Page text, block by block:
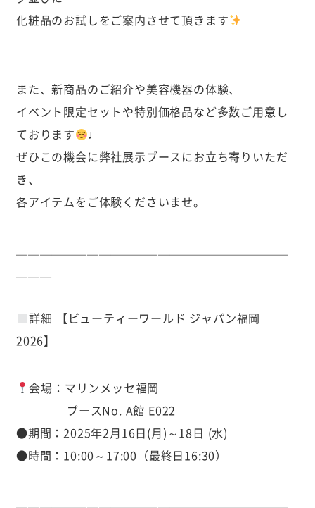
化粧品のお試しをご案内させて頂きます
また、新商品のご紹介や美容機器の体験、
イベント限定セットや特別価格品など多数ご用意し
ております
♩
ぜひこの機会に弊社展示ブースにお立ち寄りいただ
き、
各アイテムをご体験くださいませ。
詳細 【ビューティーワールド ジャパン福岡
2026】
会場：マリンメッセ福岡
ブースNo. A館 E022
●期間：2025年2月16日(月)～18日 (水)
●時間：10:00～17:00（最終日16:30）